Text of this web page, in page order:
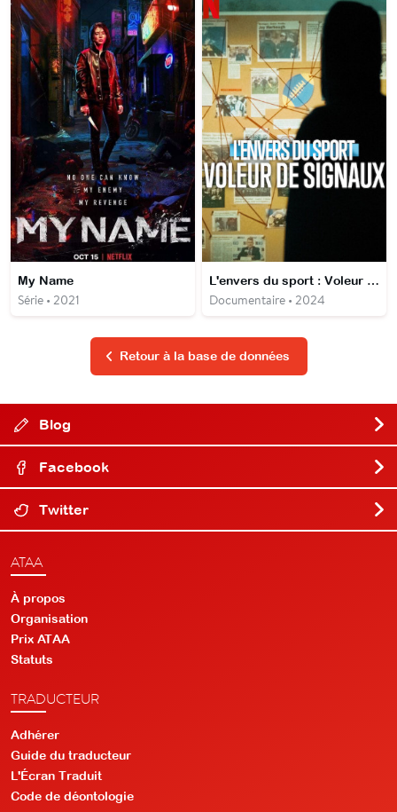
My Name
Série • 2021
L'envers du sport : Voleur de signaux
Documentaire • 2024
Retour à la base de données
Blog
Facebook
Twitter
ATAA
À propos
Organisation
Prix ATAA
Statuts
TRADUCTEUR
Adhérer
Guide du traducteur
L'Écran Traduit
Code de déontologie